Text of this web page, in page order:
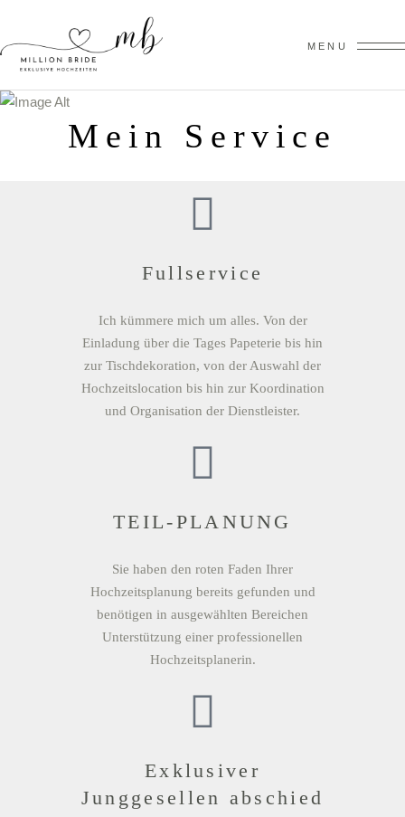
MENU
Mein Service
Fullservice
Ich kümmere mich um alles. Von der
Einladung über die Tages Papeterie bis hin
zur Tischdekoration, von der Auswahl der
Hochzeitslocation bis hin zur Koordination
und Organisation der Dienstleister.
TEIL-PLANUNG
Sie haben den roten Faden Ihrer
Hochzeitsplanung bereits gefunden und
benötigen in ausgewählten Bereichen
Unterstützung einer professionellen
Hochzeitsplanerin.
Exklusiver
Junggesellen abschied